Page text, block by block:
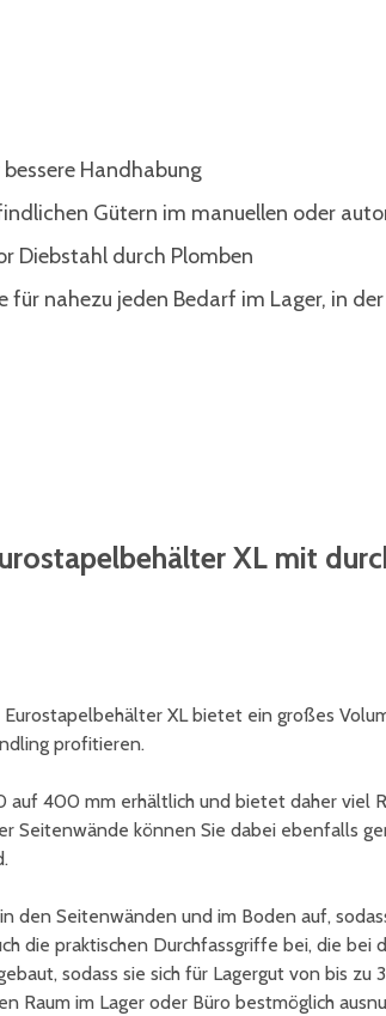
Handhabung
Gütern im manuellen oder
Diebstahl durch Plomben
für nahezu jeden Bedarf im Lager, in
XL mit
XL bietet ein großes
profitieren.
400 mm erhältlich und bietet daher viel
Seitenwände können Sie dabei ebenfalls
den Seitenwänden und im Boden auf,
die praktischen Durchfassgriffe bei, die
sodass sie sich für Lagergut von bis zu
Raum im Lager oder Büro bestmöglich